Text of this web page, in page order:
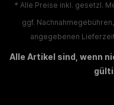
* Alle Preise inkl. gesetzl.
ggf.
angegebenen
Alle Artikel sind, wenn